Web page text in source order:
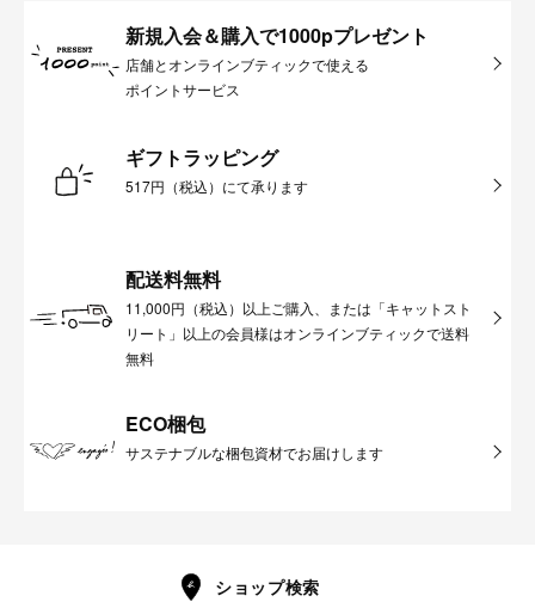
新規入会＆購入で1000pプレゼント
店舗とオンラインブティックで使える
ポイントサービス
ギフトラッピング
517円（税込）にて承ります
配送料無料
11,000円（税込）以上ご購入、または「キャットスト
リート」以上の会員様はオンラインブティックで送料
無料
ECO梱包
サステナブルな梱包資材でお届けします
ショップ検索